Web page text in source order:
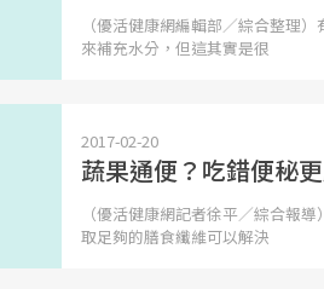
（優活健康網編輯部／綜合整理
來補充水分，但這其實是很
2017-02-20
蔬果通便？吃錯便秘
（優活健康網記者徐平／綜合報
取足夠的膳食纖維可以解決